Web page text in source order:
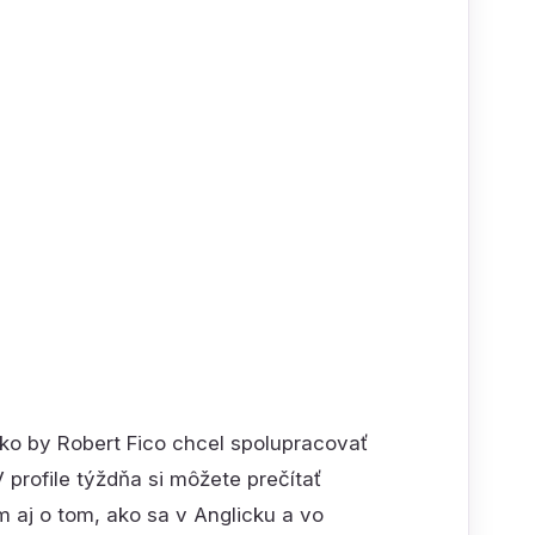
by Robert Fico chcel spolupracovať
profile týždňa si môžete prečítať
aj o tom, ako sa v Anglicku a vo